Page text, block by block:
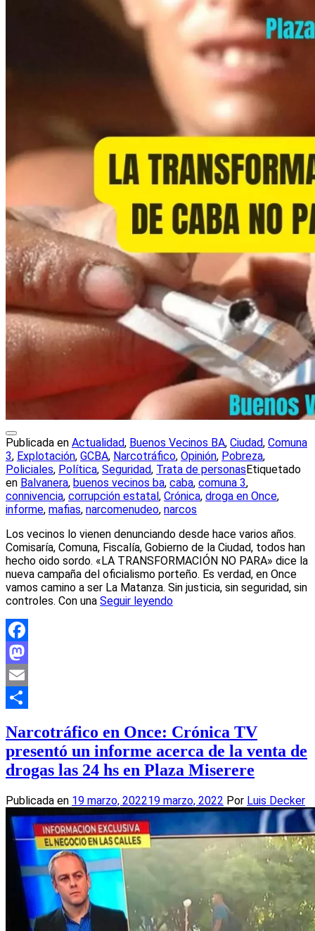
Publicada en Actualidad, Buenos Vecinos BA, Ciudad, Comuna
3, Explotación, GCBA, Narcotráfico, Opinión, Pobreza,
Policiales, Política, Seguridad, Trata de personasEtiquetado
en Balvanera, buenos vecinos ba, caba, comuna 3,
connivencia, corrupción estatal, Crónica, droga en Once,
informe, mafias, narcomenudeo, narcos
Los vecinos lo vienen denunciando desde hace varios años.
Comisaría, Comuna, Fiscalía, Gobierno de la Ciudad, todos han
hecho oido sordo. «LA TRANSFORMACIÓN NO PARA» dice la
nueva campaña del oficialismo porteño. Es verdad, en Once
vamos camino a ser La Matanza. Sin justicia, sin seguridad, sin
controles. Con una Seguir leyendo
Facebook
Mastodon
Email
Narcotráfico en Once: Crónica TV
presentó un informe acerca de la venta de
drogas las 24 hs en Plaza Miserere
Publicada en 19 marzo, 202219 marzo, 2022 Por Luis Decker